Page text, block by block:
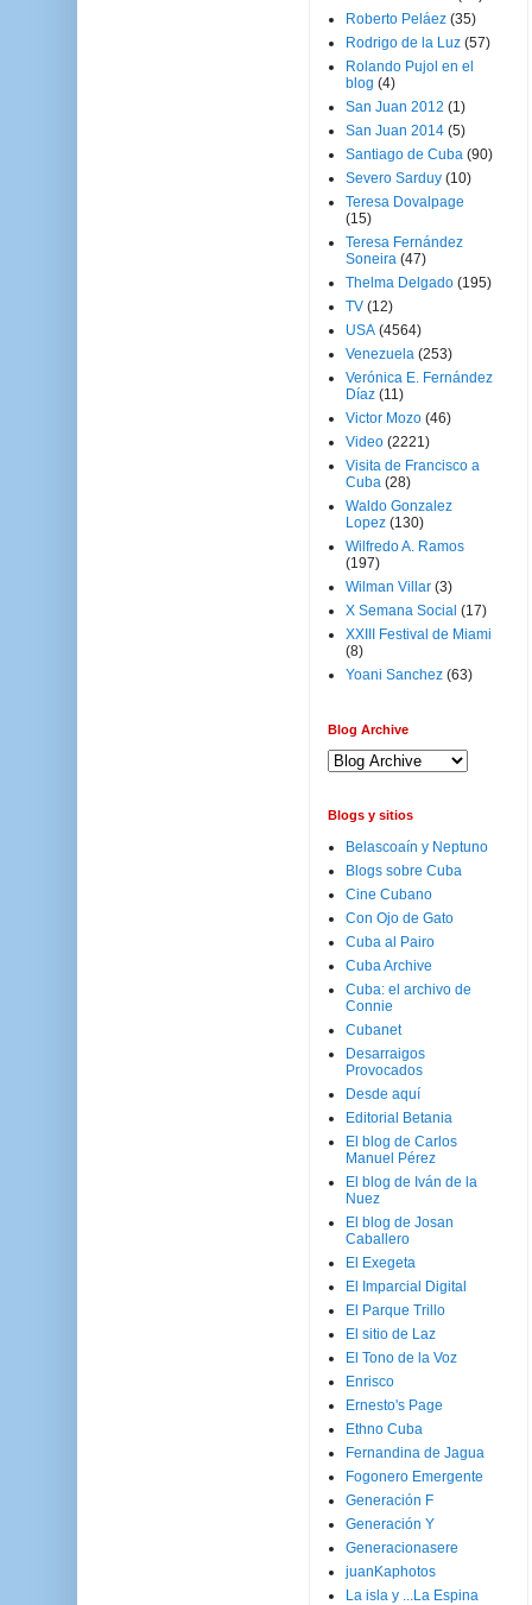
Roberto Peláez (35)
Rodrigo de la Luz (57)
Rolando Pujol en el
blog (4)
San Juan 2012 (1)
San Juan 2014 (5)
Santiago de Cuba (90)
Severo Sarduy (10)
Teresa Dovalpage
(15)
Teresa Fernández
Soneira (47)
Thelma Delgado (195)
TV (12)
USA (4564)
Venezuela (253)
Verónica E. Fernández
Díaz (11)
Victor Mozo (46)
Video (2221)
Visita de Francisco a
Cuba (28)
Waldo Gonzalez
Lopez (130)
Wilfredo A. Ramos
(197)
Wilman Villar (3)
X Semana Social (17)
XXIII Festival de Miami
(8)
Yoani Sanchez (63)
Blog Archive
Blogs y sitios
Belascoaín y Neptuno
Blogs sobre Cuba
Cine Cubano
Con Ojo de Gato
Cuba al Pairo
Cuba Archive
Cuba: el archivo de
Connie
Cubanet
Desarraigos
Provocados
Desde aquí
Editorial Betania
El blog de Carlos
Manuel Pérez
El blog de Iván de la
Nuez
El blog de Josan
Caballero
El Exegeta
El Imparcial Digital
El Parque Trillo
El sitio de Laz
El Tono de la Voz
Enrisco
Ernesto's Page
Ethno Cuba
Fernandina de Jagua
Fogonero Emergente
Generación F
Generación Y
Generacionasere
juanKaphotos
La isla y ...La Espina